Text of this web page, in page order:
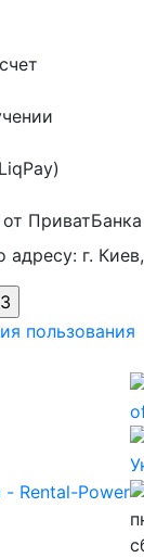
ПриватБанка
г.
пользования